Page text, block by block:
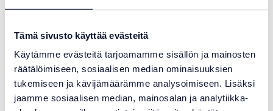
Tämä sivusto käyttää evästeitä
Käytämme evästeitä tarjoamamme sisällön ja mainosten
räätälöimiseen, sosiaalisen median ominaisuuksien
tukemiseen ja kävijämäärämme analysoimiseen. Lisäksi
jaamme sosiaalisen median, mainosalan ja analytiikka-